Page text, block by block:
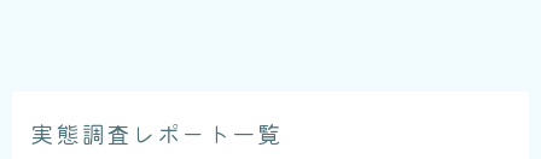
実態調査レポート一覧